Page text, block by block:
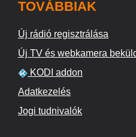
TOVÁBBIAK
Új rádió regisztrálása
Új TV és webkamera
KODI addon
Adatkezelés
Jogi tudnivalók